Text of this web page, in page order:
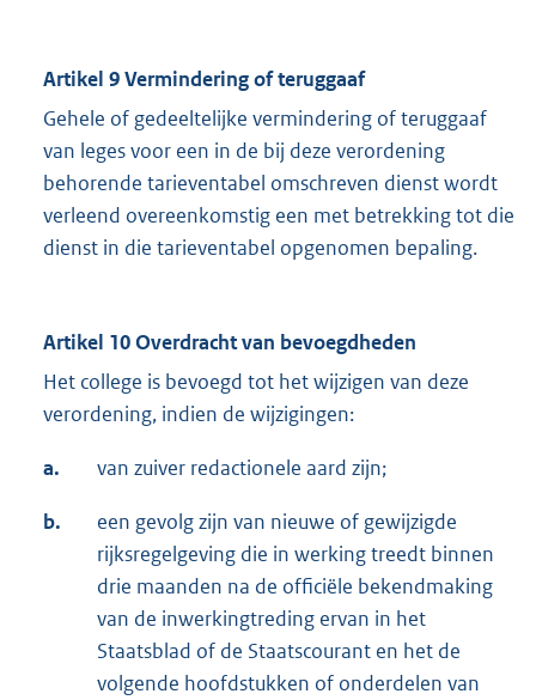
Artikel 9 Vermindering of teruggaaf
Gehele of gedeeltelijke vermindering of teruggaaf
van leges voor een in de bij deze verordening
behorende tarieventabel omschreven dienst wordt
verleend overeenkomstig een met betrekking tot die
dienst in die tarieventabel opgenomen bepaling.
Artikel 10 Overdracht van bevoegdheden
Het college is bevoegd tot het wijzigen van deze
verordening, indien de wijzigingen:
a. van zuiver redactionele aard zijn;
b.
een gevolg zijn van nieuwe of gewijzigde
rijksregelgeving die in werking treedt binnen
drie maanden na de officiële bekendmaking
van de inwerkingtreding ervan in het
Staatsblad of de Staatscourant en het de
volgende hoofdstukken of onderdelen van